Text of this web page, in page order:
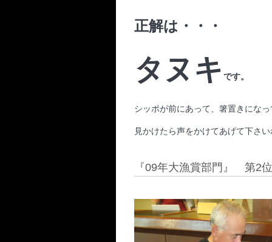
正解は・・・
タヌキ です。
シッポが前にあって、箸置きにな
見かけたら声をかけてあげて下さ
『09年大漁賞部門』 第